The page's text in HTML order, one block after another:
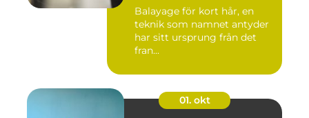
Balayage för kort hår, en
teknik som namnet antyder
har sitt ursprung från det
fran...
01. okt